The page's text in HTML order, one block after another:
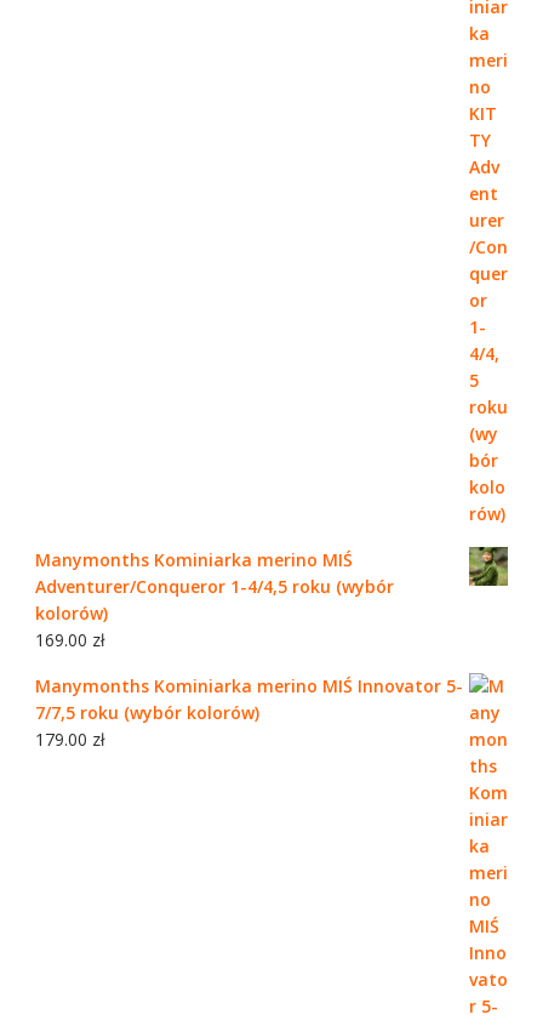
Manymonths Kominiarka merino MIŚ
Adventurer/Conqueror 1-4/4,5 roku (wybór
kolorów)
169.00 zł
Manymonths Kominiarka merino MIŚ Innovator 5-
7/7,5 roku (wybór kolorów)
179.00 zł